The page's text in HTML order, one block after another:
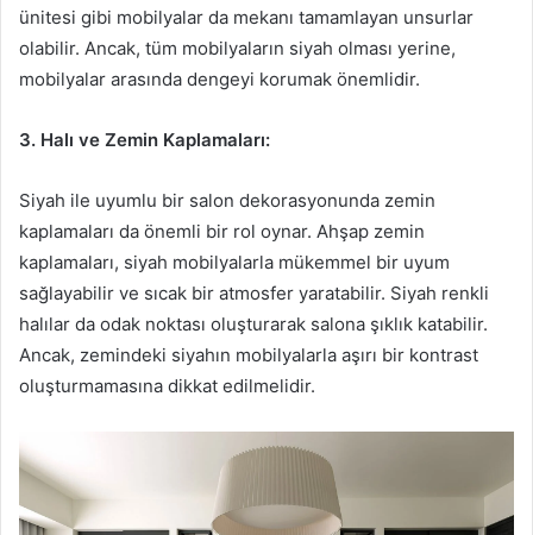
ünitesi gibi mobilyalar da mekanı tamamlayan unsurlar
olabilir. Ancak, tüm mobilyaların siyah olması yerine,
mobilyalar arasında dengeyi korumak önemlidir.
3. Halı ve Zemin Kaplamaları:
Siyah ile uyumlu bir salon dekorasyonunda zemin
kaplamaları da önemli bir rol oynar. Ahşap zemin
kaplamaları, siyah mobilyalarla mükemmel bir uyum
sağlayabilir ve sıcak bir atmosfer yaratabilir. Siyah renkli
halılar da odak noktası oluşturarak salona şıklık katabilir.
Ancak, zemindeki siyahın mobilyalarla aşırı bir kontrast
oluşturmamasına dikkat edilmelidir.